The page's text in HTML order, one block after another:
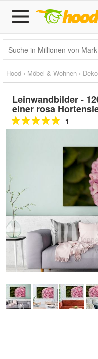
Hood › Möbel & Wohnen ›
Leinwandbilder -
einer rosa
1